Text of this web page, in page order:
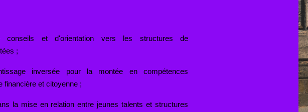
conseils et d'orientation vers les structures de
;
inversée pour la montée en compétences
financière et citoyenne ;
la mise en relation entre jeunes talents et structures